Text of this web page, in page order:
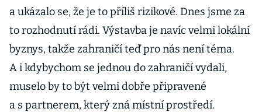
a ukázalo se, že je to příliš rizikové. Dnes jsme za
to rozhodnutí rádi. Výstavba je navíc velmi lokální
byznys, takže zahraničí teď pro nás není téma.
A i kdybychom se jednou do zahraničí vydali,
muselo by to být velmi dobře připravené
a s partnerem, který zná místní prostředí.